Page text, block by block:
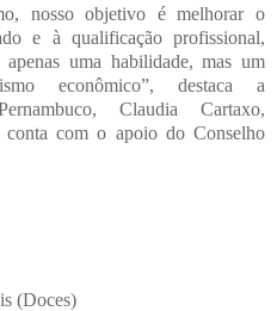
nosso objetivo é melhorar o
e à qualificação profissional,
uma habilidade, mas um
econômico”, destaca a
Claudia Cartaxo,
conta com o apoio do Conselho
(Doces)